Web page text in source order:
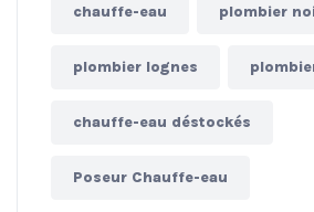
chauffe-eau plombier
plombier lognes
chauffe-eau déstockés
Poseur Chauffe-eau